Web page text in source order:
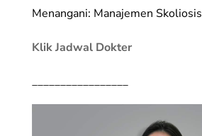
Menangani: Manajemen Skoliosis
Klik Jadwal Dokter
_________________